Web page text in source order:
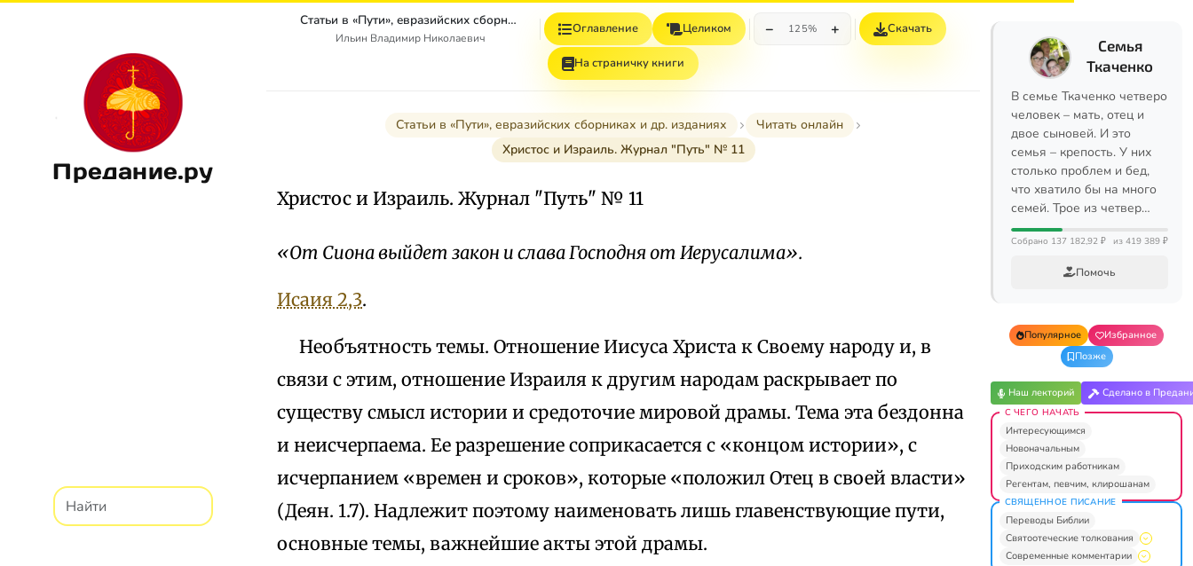
Предание.ру
Статьи в «Пути», евразийских сборниках и др. изданиях
Ильин Владимир Николаевич
Оглавление Целиком − 125% + Скачать
На страничку книги
Статьи в «Пути», евразийских сборниках и др. изданиях
Читать онлайн
Христос и Израиль. Журнал "Путь" № 11
Христос и Израиль. Журнал "Путь" № 11
«От Сиона выйдет закон и слава Господня от Иерусалима».
Исаия 2,3.
Необъятность темы. Отношение Иисуса Христа к Своему народу и, в
связи с этим, отношение Израиля к другим народам раскрывает по
существу смысл истории и средоточие мировой драмы. Тема эта бездонна
и неисчерпаема. Ее разрешение соприкасается с «концом истории», с
исчерпанием «времен и сроков», которые «положил Отец в своей власти»
(Деян. 1.7). Надлежит поэтому наименовать лишь главенствующие пути,
основные темы, важнейшие акты этой драмы.
Семья
Ткаченко
В семье Ткаченко четверо
человек – мать, отец и
двое сыновей. И это
семья – крепость. У них
столько проблем и бед,
что хватило бы на много
семей. Трое из четвер…
Собрано 137 182,92 ₽ из 419 389 ₽
Помочь
Популярное
Избранное
Позже
Наш лекторий Сделано в
С ЧЕГО НАЧАТЬ
Интересующимся
Новоначальным
Приходским работникам
Регентам, певчим, клирошанам
СВЯЩЕННОЕ ПИСАНИЕ
Переводы Библии
Святоотеческие толкования
Современные комментарии